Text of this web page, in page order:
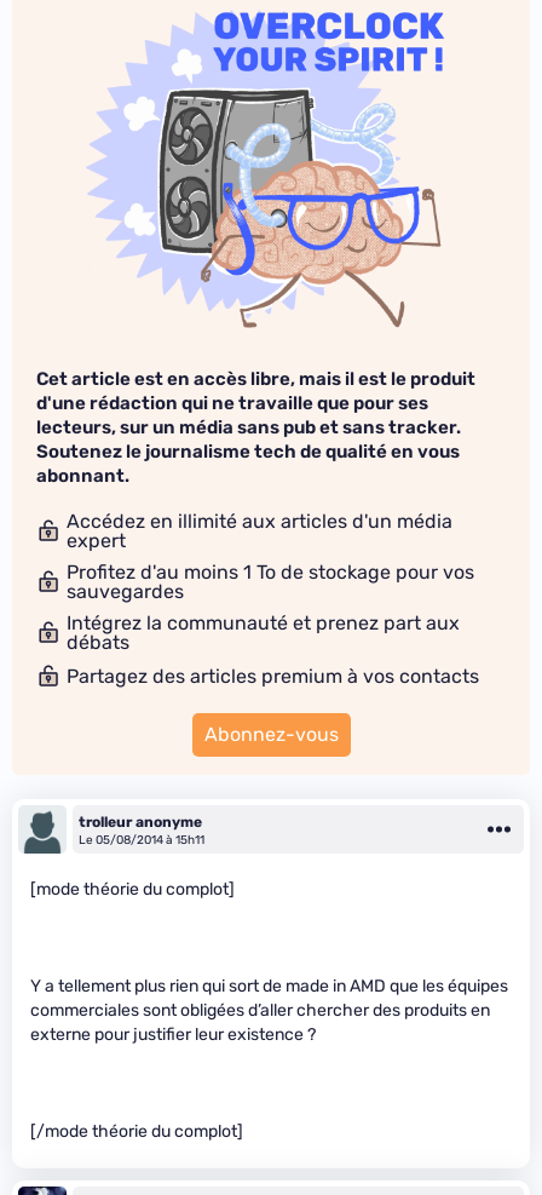
Cet article est en accès libre, mais il est le produit
d'une rédaction qui ne travaille que pour ses
lecteurs, sur un média sans pub et sans tracker.
Soutenez le journalisme tech de qualité en vous
abonnant.
Accédez en illimité aux articles d'un média
expert
Profitez d'au moins 1 To de stockage pour vos
sauvegardes
Intégrez la communauté et prenez part aux
débats
Partagez des articles premium à vos contacts
Abonnez-vous
trolleur anonyme
Le 05/08/2014 à 15h11
[mode théorie du complot]
Y a tellement plus rien qui sort de made in AMD que les équipes
commerciales sont obligées d’aller chercher des produits en
externe pour justifier leur existence ?
[/mode théorie du complot]